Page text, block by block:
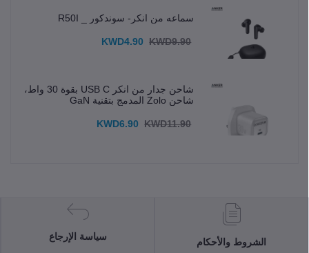
سماعه من انكر- سوندكور _ R50I
KWD4.90 KWD9.90
شاحن جدار من انكر USB C بقوة 30 واط،
شاحن Zolo المدمج بتقنية GaN
KWD6.90 KWD11.90
الشروط والأحكام
سياسة الإرجاع